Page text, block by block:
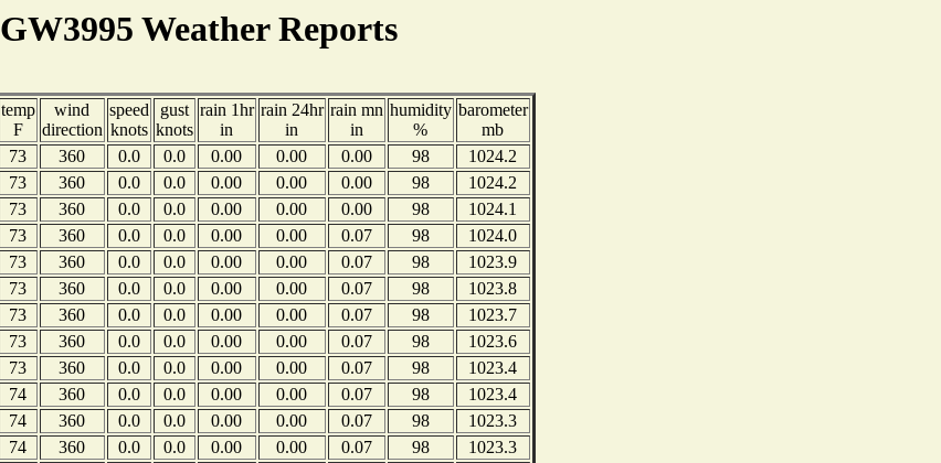
GW3995 Weather Reports
temp
F
wind
direction
speed
knots
gust
knots
rain 1hr
in
rain 24hr
in
rain mn
in
humidity
%
barometer
mb
73 360 0.0 0.0 0.00 0.00 0.00 98
1024.2
73 360 0.0 0.0 0.00 0.00 0.00 98
1024.2
73 360 0.0 0.0 0.00 0.00 0.00 98
1024.1
73 360 0.0 0.0 0.00 0.00 0.07 98
1024.0
73 360 0.0 0.0 0.00 0.00 0.07 98
1023.9
73 360 0.0 0.0 0.00 0.00 0.07 98
1023.8
73 360 0.0 0.0 0.00 0.00 0.07 98
1023.7
73 360 0.0 0.0 0.00 0.00 0.07 98
1023.6
73 360 0.0 0.0 0.00 0.00 0.07 98
1023.4
74 360 0.0 0.0 0.00 0.00 0.07 98
1023.4
74 360 0.0 0.0 0.00 0.00 0.07 98
1023.3
74 360 0.0 0.0 0.00 0.00 0.07 98
1023.3